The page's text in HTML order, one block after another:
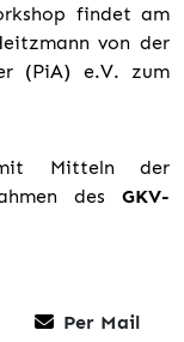
findet am
von der
(PiA) e.V. zum
Mitteln der
des GKV-
Per Mail